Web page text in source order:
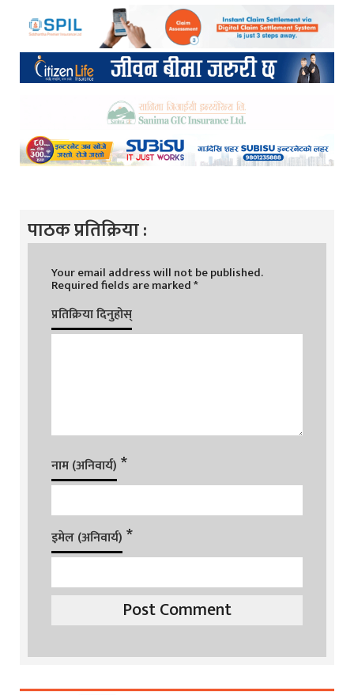
पाठक प्रतिक्रिया :
Your email address will not be published.
Required fields are marked*
प्रतिक्रिया दिनुहोस्
नाम (अनिवार्य) *
इमेल (अनिवार्य) *